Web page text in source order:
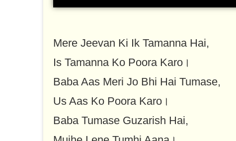
Mere Jeevan Ki Ik Tamanna Hai,
Is Tamanna Ko Poora Karo।
Baba Aas Meri Jo Bhi Hai Tumase,
Us Aas Ko Poora Karo।
Baba Tumase Guzarish Hai,